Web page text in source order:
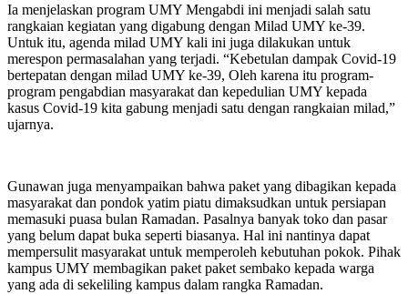
Ia menjelaskan program UMY Mengabdi ini menjadi salah satu
rangkaian kegiatan yang digabung dengan Milad UMY ke-39.
Untuk itu, agenda milad UMY kali ini juga dilakukan untuk
merespon permasalahan yang terjadi. “Kebetulan dampak Covid-19
bertepatan dengan milad UMY ke-39, Oleh karena itu program-
program pengabdian masyarakat dan kepedulian UMY kepada
kasus Covid-19 kita gabung menjadi satu dengan rangkaian milad,”
ujarnya.
Gunawan juga menyampaikan bahwa paket yang dibagikan kepada
masyarakat dan pondok yatim piatu dimaksudkan untuk persiapan
memasuki puasa bulan Ramadan. Pasalnya banyak toko dan pasar
yang belum dapat buka seperti biasanya. Hal ini nantinya dapat
mempersulit masyarakat untuk memperoleh kebutuhan pokok. Pihak
kampus UMY membagikan paket paket sembako kepada warga
yang ada di sekeliling kampus dalam rangka Ramadan.